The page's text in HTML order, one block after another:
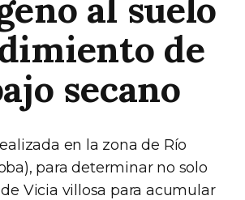
de
secano
en la zona de Río
para determinar no solo
Vicia villosa para acumular